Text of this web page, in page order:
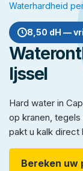
Waterhardheid
8,50 dH —
Ijssel
Hard water in
op kranen,
pakt u kalk direct
Bereken uw